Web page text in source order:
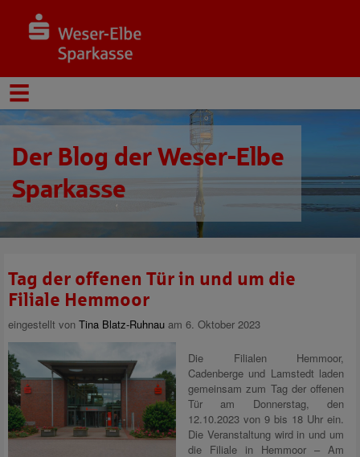
Der Blog der Weser-Elbe
Sparkasse
Tag der offenen Tür in und um die
Filiale Hemmoor
eingestellt von Tina Blatz-Ruhnau am 6. Oktober 2023
Die Filialen Hemmoor,
Cadenberge und Lamstedt laden
gemeinsam zum Tag der offenen
Tür am Donnerstag, den
12.10.2023 von 9 bis 18 Uhr ein.
Die Veranstaltung wird in und um
die Filiale in Hemmoor – Am